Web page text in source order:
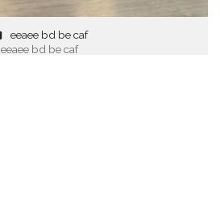
eeaee bd be caf
eeaee bd be caf